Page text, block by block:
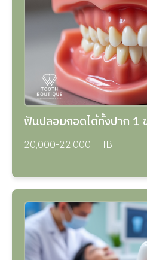
ฟันปลอมถอดได้ทั้งปาก 1
20,000-22,000 THB